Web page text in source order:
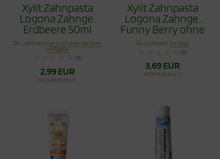
Xylit Zahnpasta
Logona Zahngel
Erdbeere 50ml
Lieferzeit: nur noch wenige Stück
verfügbar
(0)
2,99 EUR
59,74 EUR pro 1 l
Xylit Zahnpasta
Logona Zahngel
Funny Berry ohne
Fluorid 75ml
Lieferzeit:1-4 Tage
(0)
3,69 EUR
49,19 EUR pro 1 l